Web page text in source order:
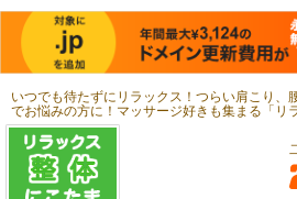
いつでも待たずにリラックス！つらい肩こり、
でお悩みの方に！マッサージ好きも集まる「リ